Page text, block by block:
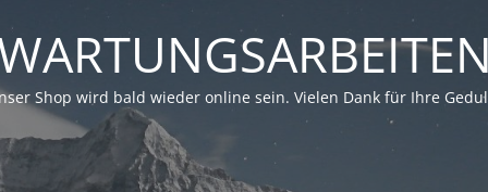
Shop wird bald wieder online sein. Vielen Dank für Ihre